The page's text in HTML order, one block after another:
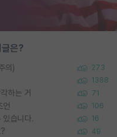
은?
의) 273
1388
하는 거 71
언 106
있습니다. 16
49